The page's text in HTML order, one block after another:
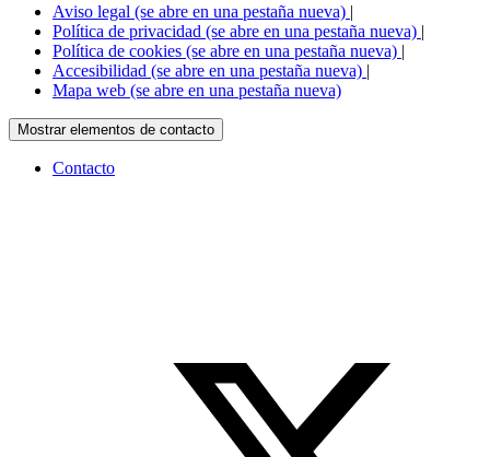
Aviso legal (se abre en una pestaña nueva) |
Política de privacidad (se abre en una pestaña nueva) |
Política de cookies (se abre en una pestaña nueva) |
Accesibilidad (se abre en una pestaña nueva) |
Mapa web (se abre en una pestaña nueva)
Mostrar elementos de contacto
Contacto